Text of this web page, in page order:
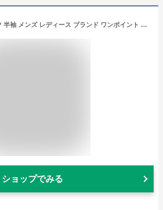
[フィラ] ポロシャツ 半袖 メンズ レディース ブランド ワンポイント 綿100% ドライ素材 襟ライン 半袖ポロシャツ 抗菌防臭 接触冷感 汗染み防止 UVカット シンプル WEB限定 別注 FH8001-2-3 DRY素材 チャコール LL
ショップでみる